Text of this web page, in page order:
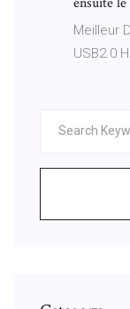
Meilleur
USB2.0